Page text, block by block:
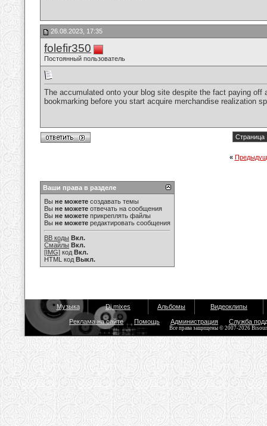
26.08.2023, 17:35
folefir350
Постоянный пользователь
The accumulated onto your blog site despite the fact paying
bookmarking before you start acquire merchandise realization
Страница
«
Ваши права в разделе
Вы не можете создавать темы
Вы не можете отвечать на сообщения
Вы не можете прикреплять файлы
Вы не можете редактировать сообщения
BB коды Вкл.
Смайлы Вкл.
[IMG] код Вкл.
HTML код Выкл.
Музыка Dj mixes Альбомы Видеоклипы
Реклама на сайте Помощь Администрация Служба
Все права защищены © 2007-2026